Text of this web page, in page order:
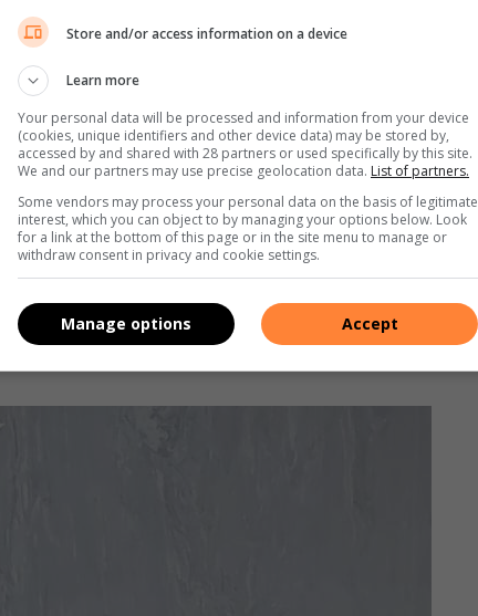
Store and/or access information on a device
Learn more
Your personal data will be processed and information from your device
(cookies, unique identifiers and other device data) may be stored by,
accessed by and shared with 28 partners or used specifically by this site.
We and our partners may use precise geolocation data. List of partners.
Some vendors may process your personal data on the basis of legitimate
interest, which you can object to by managing your options below. Look
for a link at the bottom of this page or in the site menu to manage or
withdraw consent in privacy and cookie settings.
Accept
Manage options